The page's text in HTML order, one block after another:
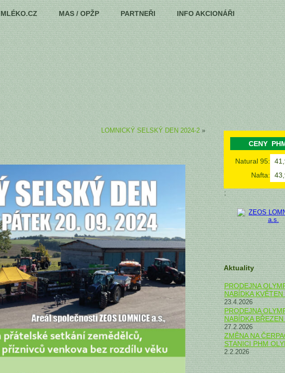
MLÉKO.CZ MAS / OPŽP PARTNEŘI
INFO AKCIONÁŘI
LOMNICKÝ SELSKÝ DEN 2024-2»
CENY
Natural 95:
Nafta:
;
Aktuality
PRODEJNA
NABÍDKA
23.4.2026
PRODEJNA
NABÍDKA
27.2.2026
ZMĚNA NA
STANICI PHM
2.2.2026